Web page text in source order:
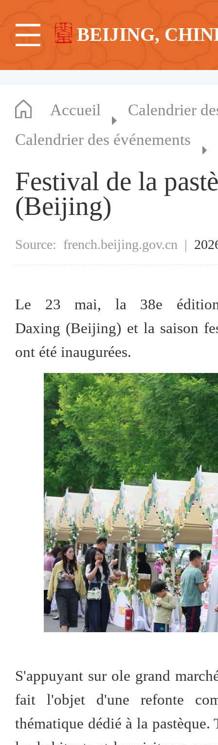
BEIJING,
Accueil
Calendrier
Calendrier des événements
Festival de la
(Beijing)
Source: french.beijing.gov.cn |
Le 23 mai, la 38e
Daxing (Beijing) et la saison
ont été inaugurées.
S'appuyant sur ole grand
fait l'objet d'une refonte
thématique dédié à la